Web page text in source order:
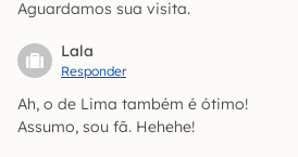
Aguardamos sua visita.
Lala
Responder
Ah, o de Lima também é ótimo!
Assumo, sou fã. Hehehe!